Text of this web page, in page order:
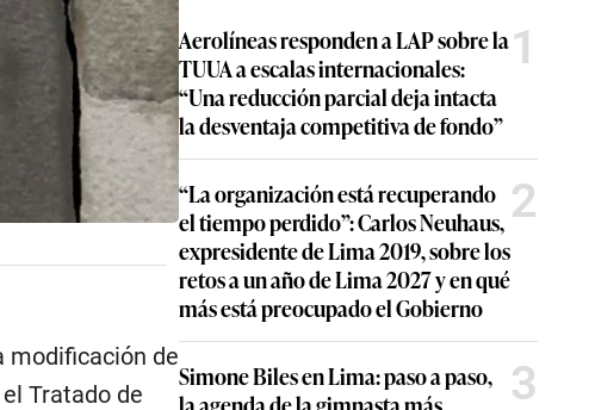
modificación de
Tratado de
Aerolíneas responden a LAP sobre la
TUUA a escalas internacionales:
“Una reducción parcial deja intacta
la desventaja competitiva de fondo”
1
“La organización está recuperando
el tiempo perdido”: Carlos Neuhaus,
expresidente de Lima 2019, sobre los
retos a un año de Lima 2027 y en qué
más está preocupado el Gobierno
2
Simone Biles en Lima: paso a paso,
3